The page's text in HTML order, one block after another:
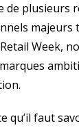
de plusieurs
majeurs
Week,
qu’il faut